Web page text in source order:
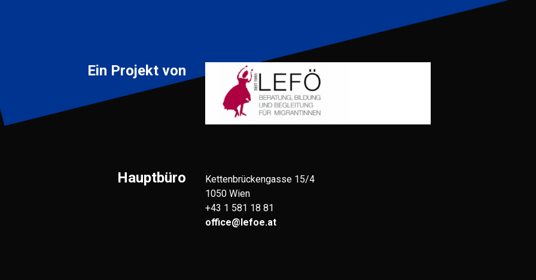
Ein Projekt von
Hauptbüro
Kettenbrückengasse 15/4
1050 Wien
+43 1 581 18 81
office@lefoe.at